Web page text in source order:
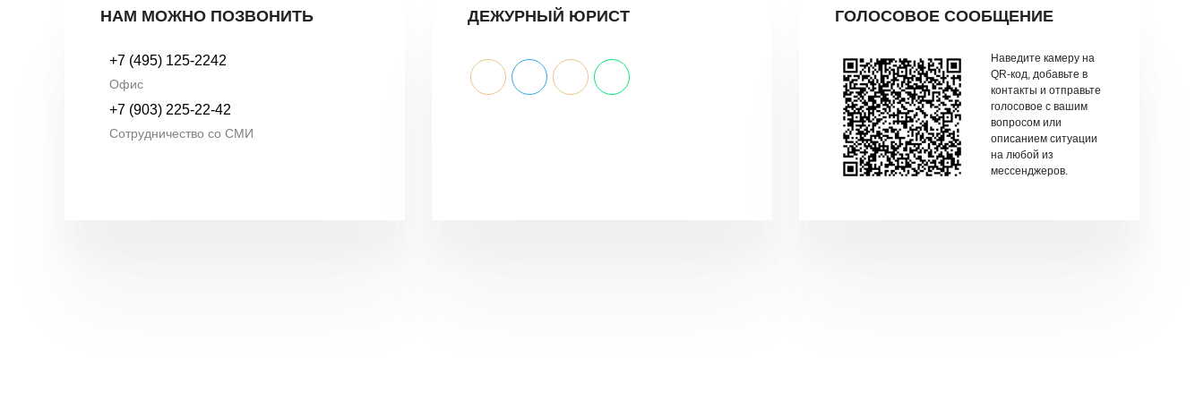
НАМ МОЖНО ПОЗВОНИТЬ
+7 (495) 125-2242
Офис
+7 (903) 225-22-42
Сотрудничество со СМИ
ДЕЖУРНЫЙ ЮРИСТ ГОЛОСОВОЕ СООБЩЕНИЕ
Наведите камеру на
QR-код, добавьте в
контакты и отправьте
голосовое с вашим
вопросом или
описанием ситуации
на любой из
мессенджеров.